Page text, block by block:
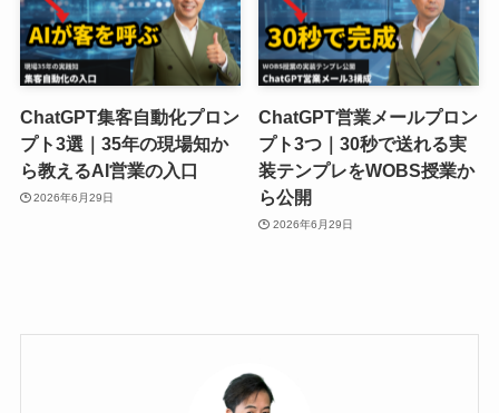
ChatGPT集客自動化プロン
プト3選｜35年の現場知か
ら教えるAI営業の入口
2026年6月29日
ChatGPT営業メールプロン
プト3つ｜30秒で送れる実
装テンプレをWOBS授業か
ら公開
2026年6月29日